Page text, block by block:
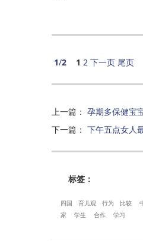
1/2 1 2 下一页 尾页
上一篇 ： 孕期多保健宝
下一篇 ： 下午五点女人
标签：
四国 育儿观 行为 比较
家
学生 合作 学习